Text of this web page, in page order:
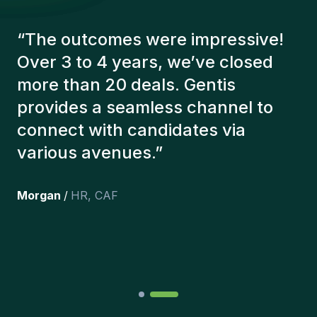
“The Gentis consultants have
always taken a number of factors
into account in order to present us
with the right candidates. The
people we've recruited are still
here, and personally I'm very
the team. ”